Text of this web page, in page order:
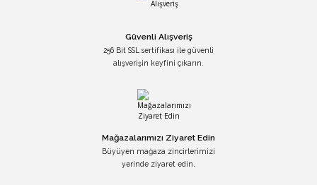
Güvenli Alışveriş
256 Bit SSL sertifikası ile güvenli
alışverişin keyfini çıkarın.
Mağazalarımızı Ziyaret Edin
Büyüyen mağaza zincirlerimizi
yerinde ziyaret edin.